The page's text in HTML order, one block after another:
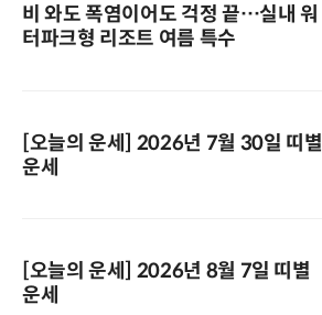
비 와도 폭염이어도 걱정 끝…실내 워
터파크형 리조트 여름 특수
[오늘의 운세] 2026년 7월 30일 띠별
운세
[오늘의 운세] 2026년 8월 7일 띠별
운세